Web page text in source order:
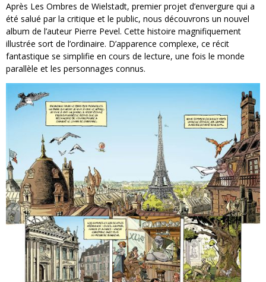
Après Les Ombres de Wielstadt, premier projet d’envergure qui a
été salué par la critique et le public, nous découvrons un nouvel
album de l’auteur Pierre Pevel. Cette histoire magnifiquement
illustrée sort de l’ordinaire. D’apparence complexe, ce récit
fantastique se simplifie en cours de lecture, une fois le monde
parallèle et les personnages connus.